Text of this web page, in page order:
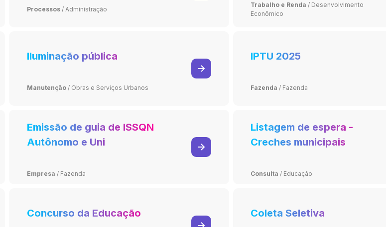
Processos/ Administração
Trabalho e Renda / Desenvolvimento
Econômico
Iluminação pública
Manutenção/ Obras e Serviços Urbanos
IPTU 2025
Fazenda / Fazenda
Emissão de guia de ISSQN
Autônomo e Uni
Empresa / Fazenda
Listagem de espera -
Creches municipais
Consulta / Educação
Concurso da Educação Coleta Seletiva